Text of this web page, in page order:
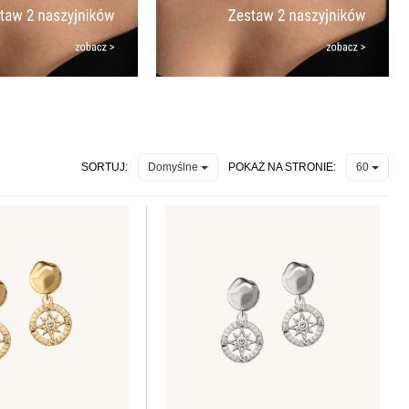
SORTUJ: Domyślne POKAŻ NA STRONIE: 60